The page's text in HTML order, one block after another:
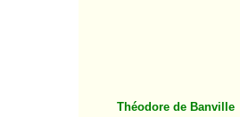
Théodore de Banville